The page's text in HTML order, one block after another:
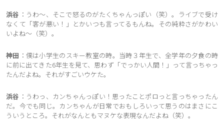
浜谷 ：うわ〜、そこで怒るのがたくちゃんっぽい（笑）。ライブで受け
なくて「客が悪い！」とかいつも言ってるもんね。その純粋さがかわい
いよね〜（笑）。
神田 ：僕は小学生のスキー教室の時。当時３年生で、全学年の夕食の時
に前に出てきた6年生を見て、思わず「でっかい人間！」って言っちゃっ
たんだよね。それがすごいウケた。
浜谷 ：うわっ、カンちゃんっぽい！思ったことポロっと言っちゃったん
だ。今でも同じ。カンちゃんが日常でおもしろいって思うのはまさにこ
ういうところ。それがなんともマヌケな表現なんだよね（笑）。